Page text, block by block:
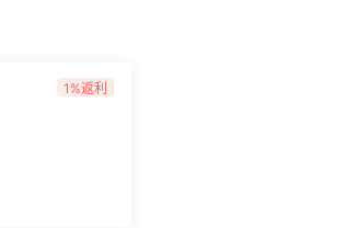
1%返利